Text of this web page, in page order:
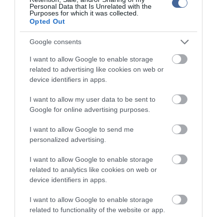
Personal Data that Is Unrelated with the
Purposes for which it was collected.
Opted Out
Google consents
I want to allow Google to enable storage
related to advertising like cookies on web or
device identifiers in apps.
I want to allow my user data to be sent to
Google for online advertising purposes.
I want to allow Google to send me
personalized advertising.
I want to allow Google to enable storage
related to analytics like cookies on web or
device identifiers in apps.
I want to allow Google to enable storage
related to functionality of the website or app.
Egyesült Államokban, ám az amerikai költségvetési pálya még
ezzel együtt is messze lesz attól, hogy stabilizálható legyen az
államadósság-ráta.
elsődleges - vagyis kamatkiadások nélkül számolt -
-arányos
egyenlegének hiánya 2013-ig hozzávetőleg 5 százalékponttal 3,7
százalékra csökken, de a JP Morgan modellje alapján addigra
inkább egyensúlyba kellene kerülnie az elsődleges mérlegnek
ahhoz, hogy a bruttó amerikai államadósság megálljon a GDP-
Ahhoz pedig, hogy az adósságráta visszasüllyedjen a 2007-ben
át minden évben jelentős államháztartási többleteket kellene elérni.
A nemzetközi hitelminősítők már egyértelmű jelezéseket adtak
arra, hogy megfoszthatják az Egyesült Államokat világszerte piaci
kockázatmegítélési alapmércének tekintett "AAA/Aaa"
adósbesorolásától: a Standard & Poor's és a Moody's Investors
Service július közepén egyaránt negatív - vagyis leminősítést
adósosztályzatokat.